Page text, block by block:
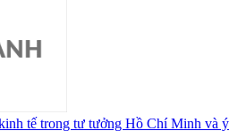
tế trong tư tưởng Hồ Chí Minh và ý